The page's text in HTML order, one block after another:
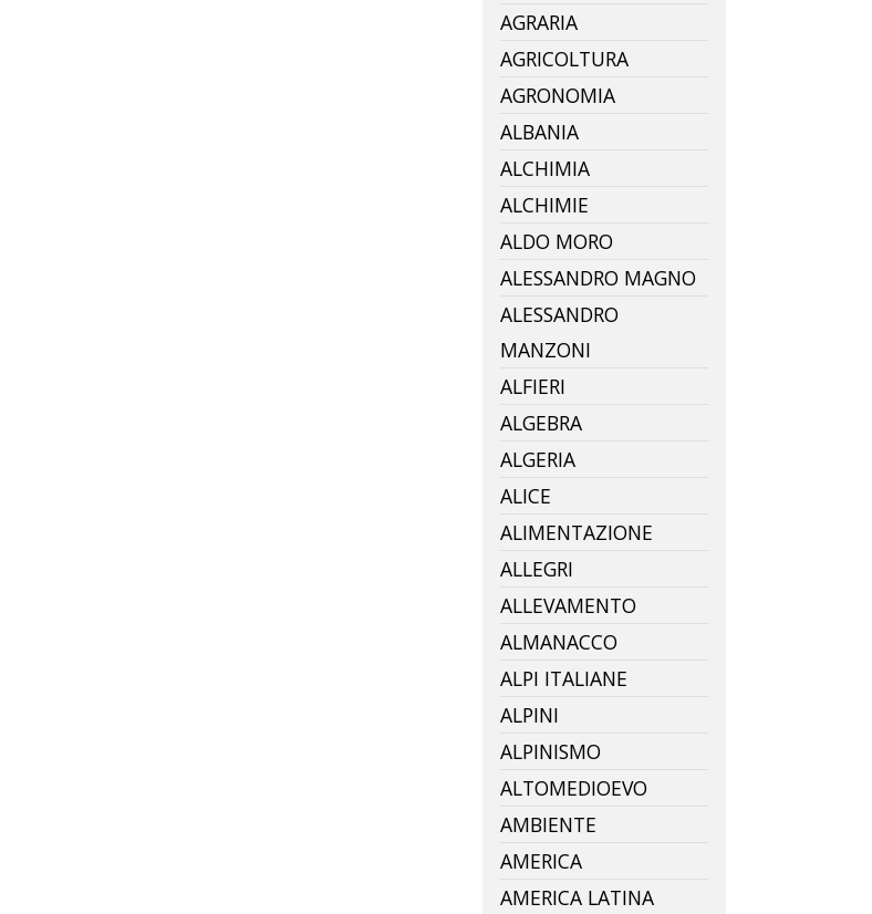
AGRARIA
AGRICOLTURA
AGRONOMIA
ALBANIA
ALCHIMIA
ALCHIMIE
ALDO MORO
ALESSANDRO MAGNO
ALESSANDRO
MANZONI
ALFIERI
ALGEBRA
ALGERIA
ALICE
ALIMENTAZIONE
ALLEGRI
ALLEVAMENTO
ALMANACCO
ALPI ITALIANE
ALPINI
ALPINISMO
ALTOMEDIOEVO
AMBIENTE
AMERICA
AMERICA LATINA